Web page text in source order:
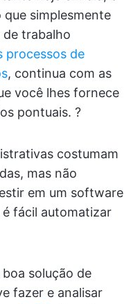
simplesmente
trabalho
processos de
, continua com as
você lhes fornece
pontuais. ?
costumam
mas não
em um software
fácil automatizar
solução de
fazer e analisar